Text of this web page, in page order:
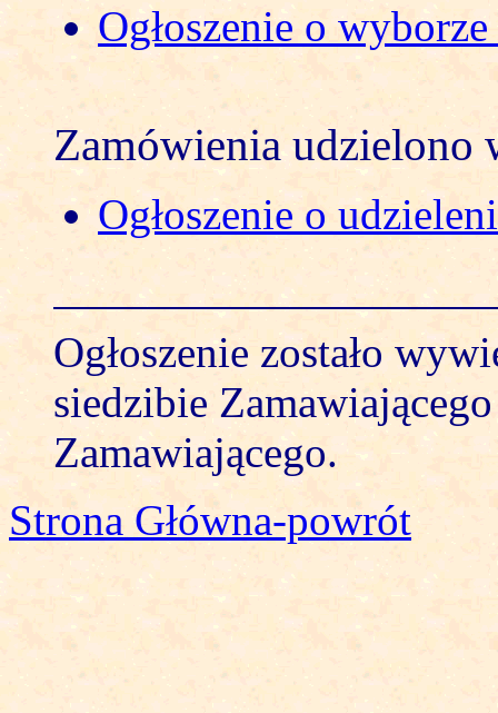
Ogłoszenie o
Zamówienia udzielono
Ogłoszenie o
Ogłoszenie zostało
siedzibie
Zamawiającego.
Strona Główna-powrót